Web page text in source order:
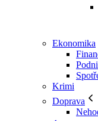
Ekonomika
Krimi
Doprava